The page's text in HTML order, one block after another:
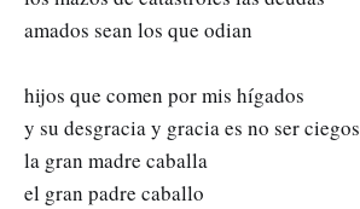
amados sean los que odian
hijos que comen por mis hígados
y su desgracia y gracia es no ser ciegos
la gran madre caballa
el gran padre caballo